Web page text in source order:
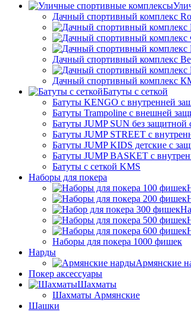
Дачный спортивный комплекс
Дачный спортивный комплекс
Дачный спортивный комплекс
Батуты с сеткой
Батуты KENGO с внутренней
Батуты Trampoline с внешней
Батуты JUMP SUN без защитной
Батуты JUMP STREET с
Батуты JUMP KIDS детские с
Батуты JUMP BASKET с
Батуты с сеткой KMS
Наборы для покера
Наборы для покера 1000 фишек
Нарды
Армянские
Покер аксессуары
Шахматы
Шахматы Армянские
Шашки